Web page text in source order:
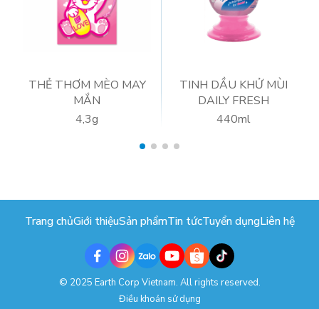
THẺ THƠM MÈO MAY
MẮN
4,3g
TINH DẦU KHỬ MÙI
DAILY FRESH
440ml
Trang chủGiới thiệuSản phẩmTin tứcTuyển dụngLiên hệ
© 2025 Earth Corp Vietnam. All rights reserved.
Điều khoản sử dụng